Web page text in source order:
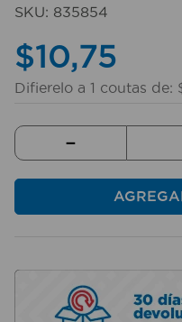
SKU: 835854
$10,75
Difierelo a 1 coutas de:
－